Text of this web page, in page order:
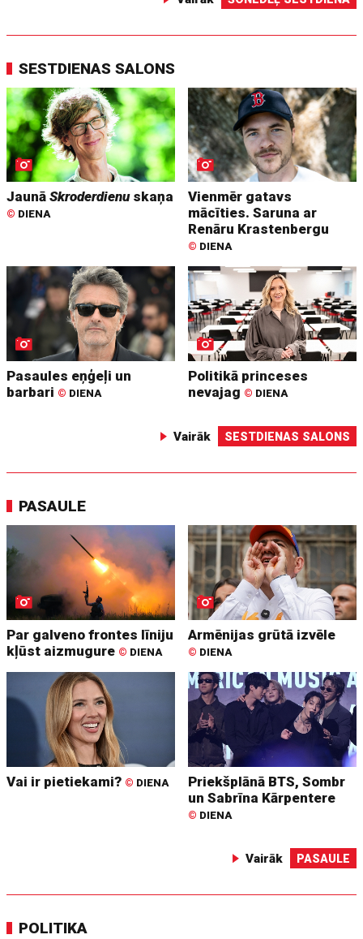
SESTDIENAS SALONS
JaunāSkroderdienuskaņa
© DIENA
Vienmēr gatavs
mācīties. Saruna ar
Renāru Krastenbergu
© DIENA
Pasaules eņģeļi un
barbari © DIENA
Politikā princeses
nevajag © DIENA
Vairāk SESTDIENAS SALONS
PASAULE
Par galveno frontes līniju
kļūst aizmugure © DIENA
Armēnijas grūtā izvēle
© DIENA
Vai ir pietiekami? © DIENA
Priekšplānā BTS, Sombr
un Sabrīna Kārpentere
© DIENA
Vairāk PASAULE
POLITIKA